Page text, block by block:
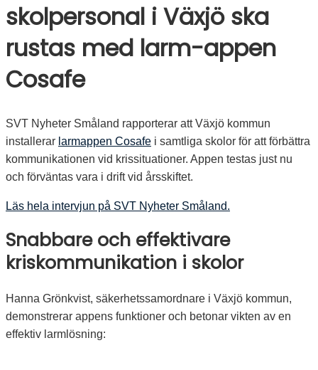
skolpersonal i Växjö ska
rustas med larm-appen
Cosafe
SVT Nyheter Småland rapporterar att Växjö kommun
installerar larmappen Cosafe i samtliga skolor för att förbättra
kommunikationen vid krissituationer. Appen testas just nu
och förväntas vara i drift vid årsskiftet.
Läs hela intervjun på SVT Nyheter Småland.
Snabbare och effektivare
kriskommunikation i skolor
Hanna Grönkvist, säkerhetssamordnare i Växjö kommun,
demonstrerar appens funktioner och betonar vikten av en
effektiv larmlösning: